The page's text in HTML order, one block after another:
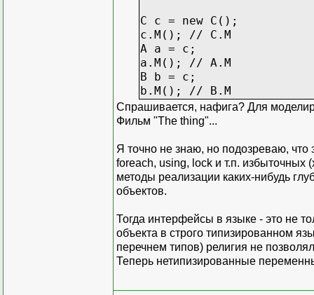
C c = new C();
c.M(); // C.M
A a = c;
a.M(); // A.M
B b = c;
b.M(); // B.M
Спрашивается, нафига? Для
Фильм "The thing"...
Я точно не знаю, но подозреваю, что
foreach, using, lock и т.п. избыточных
методы реализации каких-нибудь
объектов.
Тогда интерфейсы в языке - это не
объекта в строго типизированном
перечнем типов) религия не
Теперь нетипизированные